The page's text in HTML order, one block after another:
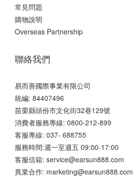
常見問題
購物說明
Overseas Partnership
聯絡我們
易而善國際事業有限公司
統編: 84407496
苗栗縣頭份市文化街32巷129號
消費者服務專線: 0800-212-899
客服專線: 037- 688755
服務時間:週一至週五 09:00-17:00
客服信箱: service@earsun888.com
異業合作: marketing@earsun888.com